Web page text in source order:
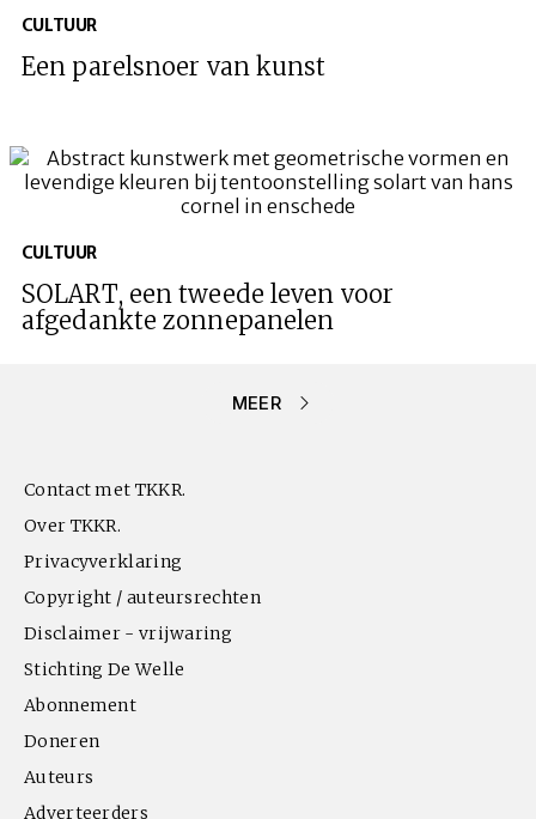
CULTUUR
Een parelsnoer van kunst
CULTUUR
SOLART, een tweede leven voor
afgedankte zonnepanelen
MEER
Contact met TKKR.
Over TKKR.
Privacyverklaring
Copyright / auteursrechten
Disclaimer - vrijwaring
Stichting De Welle
Abonnement
Doneren
Auteurs
Adverteerders